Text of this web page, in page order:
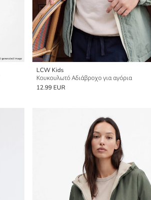
LCW Kids
Κουκουλωτό Αδιάβροχο για αγόρια
12.99 EUR